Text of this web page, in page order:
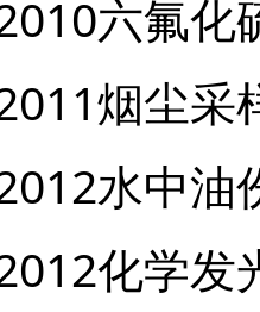
六氟
烟尘
水中
化学